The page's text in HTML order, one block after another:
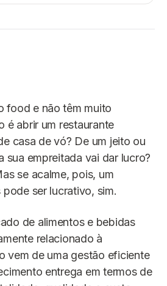
food e não têm muito
é abrir um restaurante
casa de vó? De um jeito ou
sua empreitada vai dar lucro?
se acalme, pois, um
ser lucrativo, sim.
de alimentos e bebidas
relacionado à
vem de uma gestão eficiente
entrega em termos de